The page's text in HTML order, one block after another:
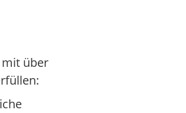
über